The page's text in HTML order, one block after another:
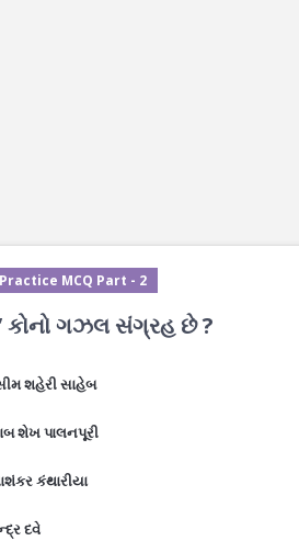
MCQ Part - 2
કોનો ગઝલ સંગ્રહ છે ?
શહેરી સાહેબ
શેખ પાલનપૂરી
કંથારીયા
દવે